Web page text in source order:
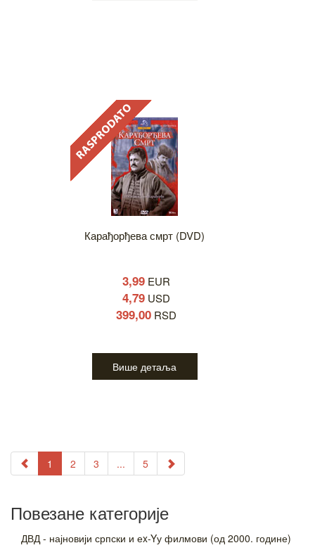
Карађорђева смрт (DVD)
3,99 EUR
4,79 USD
399,00 RSD
Више детаља
1 2 3 ... 5
Повезане категорије
ДВД - најновији српски и еx-Yу филмови (од 2000. године)